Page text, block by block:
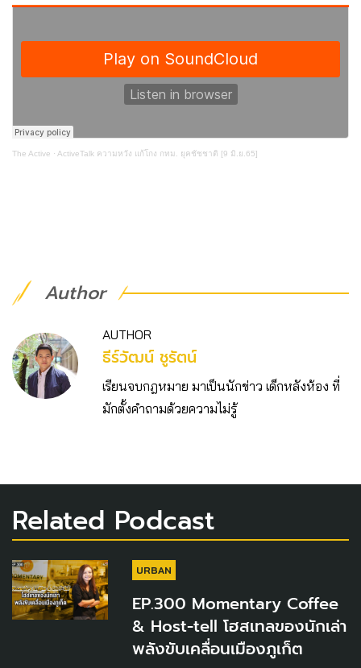
The Active · ActiveTalk ความหวัง แก้โกง กทม. ยุคชัชชาติ [9 มิ.ย.65]
Author
AUTHOR
ธีร์วัฒน์ ชูรัตน์
เรียนจบกฎหมาย มาเป็นนักข่าว เด็กหลังห้อง ที่
มักตั้งคำถามด้วยความไม่รู้
Related Podcast
URBAN
EP.300 Momentary Coffee
& Host-tell โฮสเทลของนักเล่า
พลังขับเคลื่อนเมืองภูเก็ต